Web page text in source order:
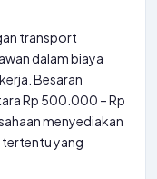
transport
dalam biaya
Besaran
Rp 500.000 – Rp
menyediakan
tertentu yang